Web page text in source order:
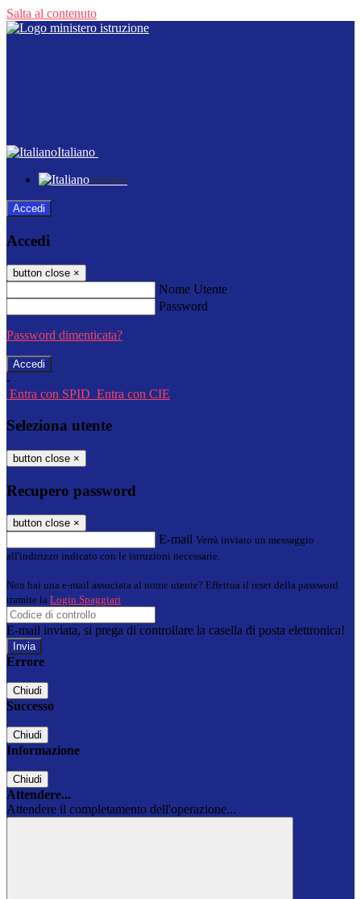
Salta al contenuto
Italiano
Italiano
Accedi
Accedi
button close ×
Nome Utente
Password
Password dimenticata?
-
Entra con SPID Entra con CIE
Seleziona utente
button close ×
Recupero password
button close ×
E-mail Verrà inviato un messaggio
all'indirizzo indicato con le istruzioni necessarie.
Non hai una e-mail associata al nome utente? Effettua il reset della password
tramite la Login Spaggiari
E-mail inviata, si prega di controllare la casella di posta elettronica!
Errore
Chiudi
Successo
Chiudi
Informazione
Chiudi
Attendere...
Attendere il completamento dell'operazione...